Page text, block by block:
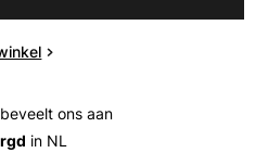
ons aan
in NL